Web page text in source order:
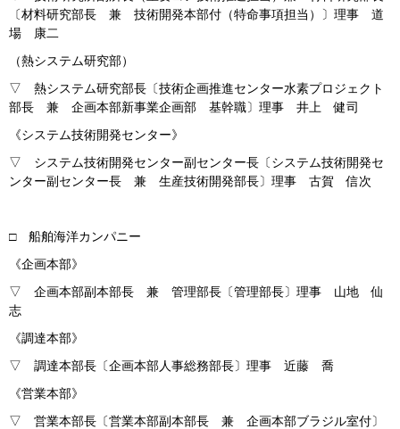
〔材料研究部長 兼 技術開発本部付（特命事項担当）〕理事 道
場 康二
（熱システム研究部）
▽ 熱システム研究部長〔技術企画推進センター水素プロジェクト
部長 兼 企画本部新事業企画部 基幹職〕理事 井上 健司
《システム技術開発センター》
▽ システム技術開発センター副センター長〔システム技術開発セ
ンター副センター長 兼 生産技術開発部長〕理事 古賀 信次
□ 船舶海洋カンパニー
《企画本部》
▽ 企画本部副本部長 兼 管理部長〔管理部長〕理事 山地 仙
志
《調達本部》
▽ 調達本部長〔企画本部人事総務部長〕理事 近藤 喬
《営業本部》
▽ 営業本部長〔営業本部副本部長 兼 企画本部ブラジル室付〕